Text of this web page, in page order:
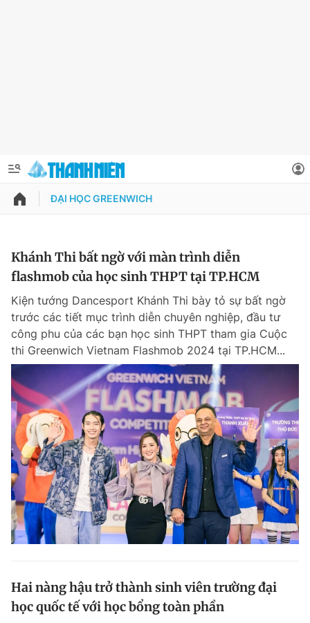
QUẢNG CÁO
Chuyên mục khác
Chào ngày mới Tin 24h
Tin thị trường Tin 360
Video Magazine
Sản phẩm khác
Tiện ích Bạn cần biết
Thông tin tài khoản
Đổi mật khẩu
Tin đã lưu
Tin đã xem
Đăng xuất
ĐẠI HỌC GREENWICH
Khánh Thi bất ngờ với màn trình diễn
flashmob của học sinh THPT tại TP.HCM
Kiện tướng Dancesport Khánh Thi bày tỏ sự bất ngờ
trước các tiết mục trình diễn chuyên nghiệp, đầu tư
công phu của các bạn học sinh THPT tham gia Cuộc
thi Greenwich Vietnam Flashmob 2024 tại TP.HCM...
Hai nàng hậu trở thành sinh viên trường đại
học quốc tế với học bổng toàn phần